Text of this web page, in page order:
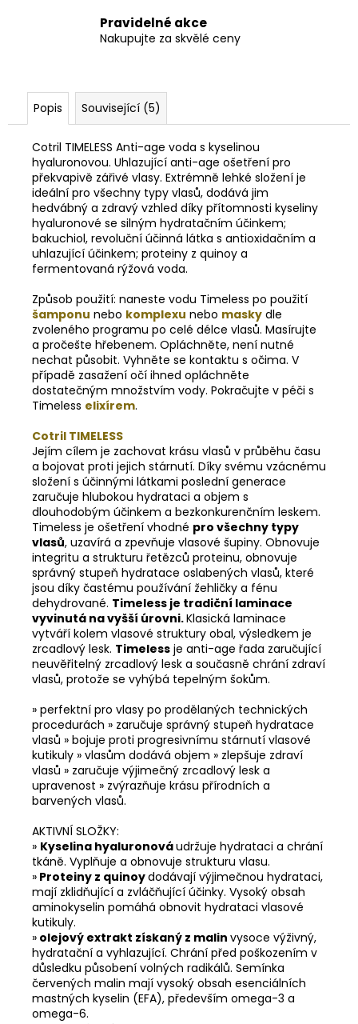
Pravidelné akce
Nakupujte za skvělé ceny
Popis Související (5)
Cotril TIMELESS Anti-age voda s kyselinou
hyaluronovou. Uhlazující anti-age ošetření pro
překvapivě zářivé vlasy. Extrémně lehké složení je
ideální pro všechny typy vlasů, dodává jim
hedvábný a zdravý vzhled díky přítomnosti kyseliny
hyaluronové se silným hydratačním účinkem;
bakuchiol, revoluční účinná látka s antioxidačním a
uhlazující účinkem; proteiny z quinoy a
fermentovaná rýžová voda.
Způsob použití: naneste vodu Timeless po použití
šamponu nebo komplexu nebo masky dle
zvoleného programu po celé délce vlasů. Masírujte
a pročešte hřebenem. Opláchněte, není nutné
nechat působit. Vyhněte se kontaktu s očima. V
případě zasažení očí ihned opláchněte
dostatečným množstvím vody. Pokračujte v péči s
Timeless elixírem.
Cotril TIMELESS
Jejím cílem je zachovat krásu vlasů v průběhu času
a bojovat proti jejich stárnutí. Díky svému vzácnému
složení s účinnými látkami poslední generace
zaručuje hlubokou hydrataci a objem s
dlouhodobým účinkem a bezkonkurenčním leskem.
Timeless je ošetření vhodné pro všechny typy
vlasů, uzavírá a zpevňuje vlasové šupiny. Obnovuje
integritu a strukturu řetězců proteinu, obnovuje
správný stupeň hydratace oslabených vlasů, které
jsou díky častému používání žehličky a fénu
dehydrované. Timeless je tradiční laminace
vyvinutá na vyšší úrovni.Klasická laminace
vytváří kolem vlasové struktury obal, výsledkem je
zrcadlový lesk. Timeless je anti-age řada zaručující
neuvěřitelný zrcadlový lesk a současně chrání zdraví
vlasů, protože se vyhýbá tepelným šokům.
» perfektní pro vlasy po prodělaných technických
procedurách » zaručuje správný stupeň hydratace
vlasů » bojuje proti progresivnímu stárnutí vlasové
kutikuly » vlasům dodává objem » zlepšuje zdraví
vlasů » zaručuje výjimečný zrcadlový lesk a
upravenost » zvýrazňuje krásu přírodních a
barvených vlasů.
AKTIVNÍ SLOŽKY:
» Kyselina hyaluronováudržuje hydrataci a chrání
tkáně. Vyplňuje a obnovuje strukturu vlasu.
» Proteiny z quinoydodávají výjimečnou hydrataci,
mají zklidňující a zvláčňující účinky. Vysoký obsah
aminokyselin pomáhá obnovit hydrataci vlasové
kutikuly.
» olejový extrakt získaný z malin vysoce výživný,
hydratační a vyhlazující. Chrání před poškozením v
důsledku působení volných radikálů. Semínka
červených malin mají vysoký obsah esenciálních
mastných kyselin (EFA), především omega-3 a
omega-6.